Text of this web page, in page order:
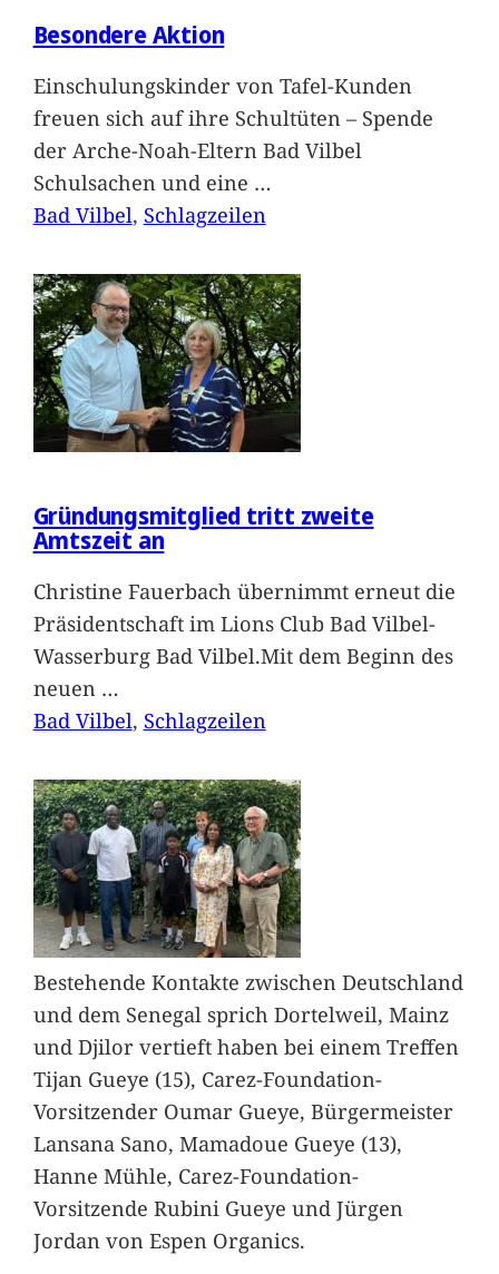
Besondere Aktion
Einschulungskinder von Tafel-Kunden
freuen sich auf ihre Schultüten – Spende
der Arche-Noah-Eltern Bad Vilbel
Schulsachen und eine …
Bad Vilbel, Schlagzeilen
Gründungsmitglied tritt zweite
Amtszeit an
Christine Fauerbach übernimmt erneut die
Präsidentschaft im Lions Club Bad Vilbel-
Wasserburg Bad Vilbel.Mit dem Beginn des
neuen …
Bad Vilbel, Schlagzeilen
Bestehende Kontakte zwischen Deutschland
und dem Senegal sprich Dortelweil, Mainz
und Djilor vertieft haben bei einem Treffen
Tijan Gueye (15), Carez-Foundation-
Vorsitzender Oumar Gueye, Bürgermeister
Lansana Sano, Mamadoue Gueye (13),
Hanne Mühle, Carez-Foundation-
Vorsitzende Rubini Gueye und Jürgen
Jordan von Espen Organics.